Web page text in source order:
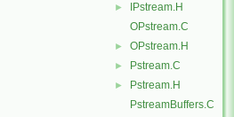
►
IPstream.H
OPstream.C
► OPstream.H
► Pstream.C
►
Pstream.H
PstreamBuffers.C